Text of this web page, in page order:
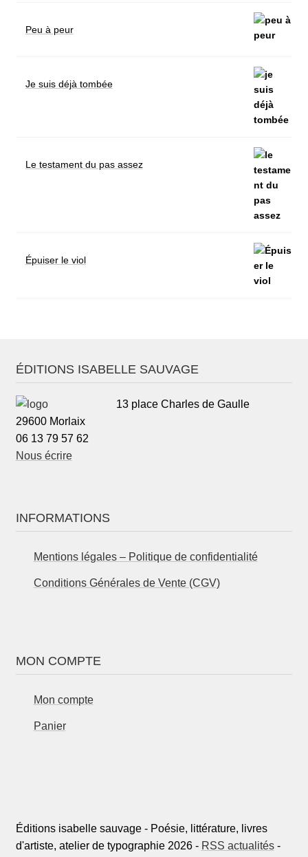
Peu à peur
Je suis déjà tombée
Le testament du pas assez
Épuiser le viol
ÉDITIONS ISABELLE SAUVAGE
13 place Charles de Gaulle
29600 Morlaix
06 13 79 57 62
Nous écrire
INFORMATIONS
Mentions légales – Politique de confidentialité
Conditions Générales de Vente (CGV)
MON COMPTE
Mon compte
Panier
Éditions isabelle sauvage - Poésie, littérature, livres
d'artiste, atelier de typographie 2026 - RSS actualités-